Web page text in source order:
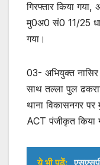
गिरफ्तार किया
मु0अ0 सं0 11/25
गया।
03- अभियुक्त
साथ तल्ला पुल
थाना विकासनगर
ACT पंजीकृत किया